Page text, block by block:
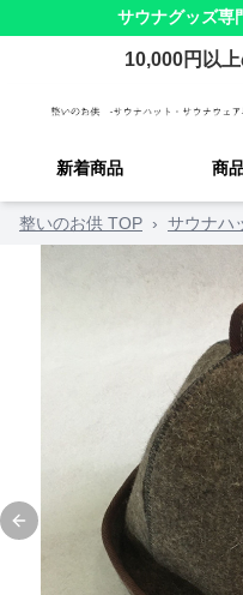
サウナグッズ専
10,000円以
新着商品 商
整いのお供 TOP › サウナハ
Previous slide